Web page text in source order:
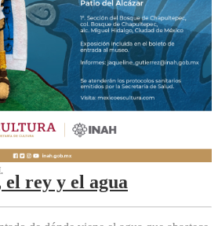
rey y el agua